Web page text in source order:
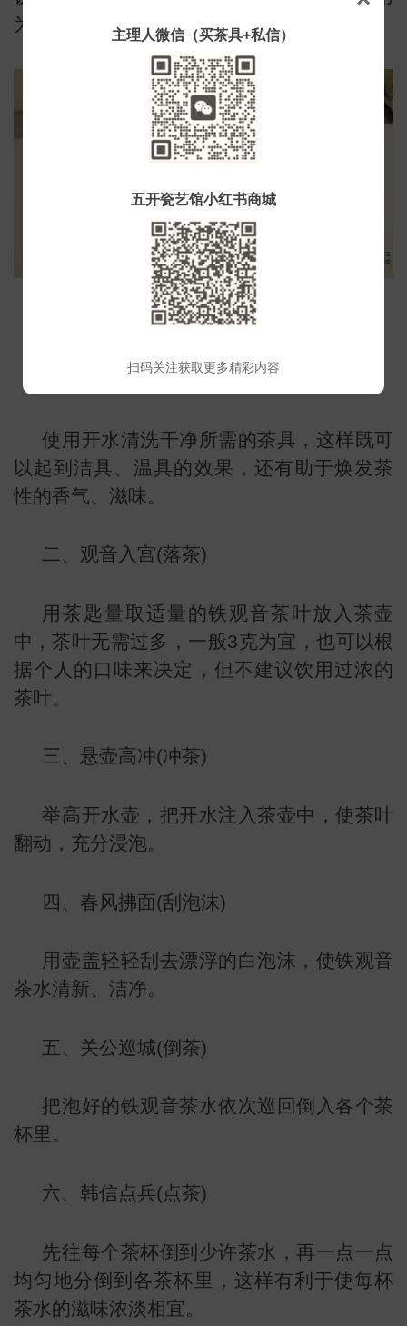
主理人微信（买茶具+私信）
五开瓷艺馆小红书商城
扫码关注获取更多精彩内容
为佳。
铁观音茶艺展示：
一、百鹤沐浴(洗杯)
使用开水清洗干净所需的茶具，这样既可
以起到洁具、温具的效果，还有助于焕发茶
性的香气、滋味。
二、观音入宫(落茶)
用茶匙量取适量的铁观音茶叶放入茶壶
中，茶叶无需过多，一般3克为宜，也可以根
据个人的口味来决定，但不建议饮用过浓的
茶叶。
三、悬壶高冲(冲茶)
举高开水壶，把开水注入茶壶中，使茶叶
翻动，充分浸泡。
四、春风拂面(刮泡沫)
用壶盖轻轻刮去漂浮的白泡沫，使铁观音
茶水清新、洁净。
五、关公巡城(倒茶)
把泡好的铁观音茶水依次巡回倒入各个茶
杯里。
六、韩信点兵(点茶)
先往每个茶杯倒到少许茶水，再一点一点
均匀地分倒到各茶杯里，这样有利于使每杯
茶水的滋味浓淡相宜。